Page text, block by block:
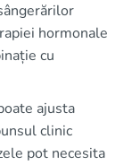
hormonale
cu
ajusta
clinic
pot necesita